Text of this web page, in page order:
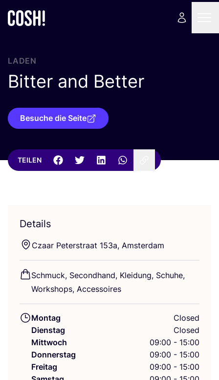
LADEN
Bitter and Better
Besuche die Seite
TEILEN
Details
Czaar Peter­stra­at 153a, Amsterdam
Schmuck, Second­hand, Klei­dung, Schu­he,
Work­shops, Accessoires
Montag
Closed
Dienstag
Closed
Mittwoch
09:00 - 15:00
Donnerstag
09:00 - 15:00
Freitag
09:00 - 15:00